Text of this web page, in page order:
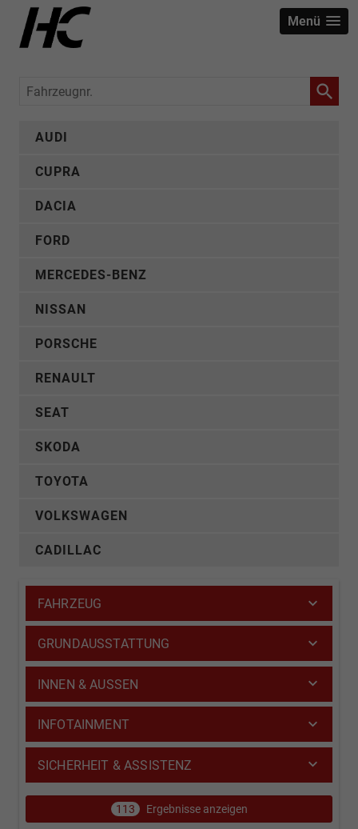
Menü
Fahrzeugnr.
AUDI
CUPRA
DACIA
FORD
MERCEDES-BENZ
NISSAN
PORSCHE
RENAULT
SEAT
SKODA
TOYOTA
VOLKSWAGEN
CADILLAC
FAHRZEUG
GRUNDAUSSTATTUNG
INNEN & AUSSEN
INFOTAINMENT
SICHERHEIT & ASSISTENZ
113 Ergebnisse anzeigen